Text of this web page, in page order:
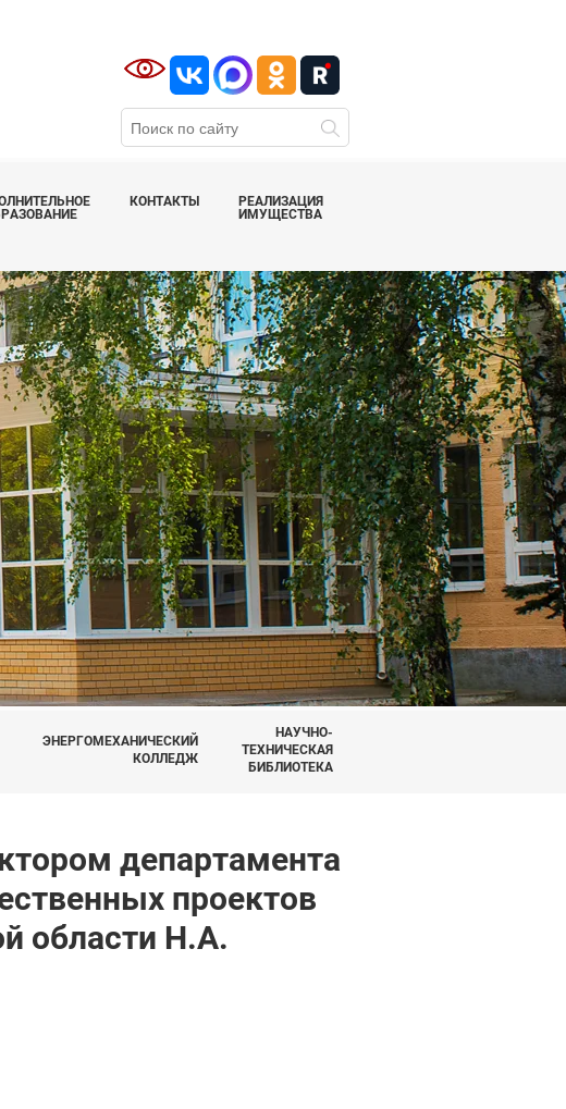
КОНТАКТЫ
РЕАЛИЗАЦИЯ
ИМУЩЕСТВА
ЭНЕРГОМЕХАНИЧЕСКИЙ
КОЛЛЕДЖ
НАУЧНО-
ТЕХНИЧЕСКАЯ
БИБЛИОТЕКА
департамента
проектов
области Н.А.